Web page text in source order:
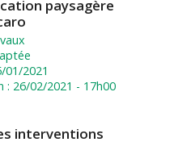
paysagère
01/2021
: 26/02/2021 - 17h00
interventions